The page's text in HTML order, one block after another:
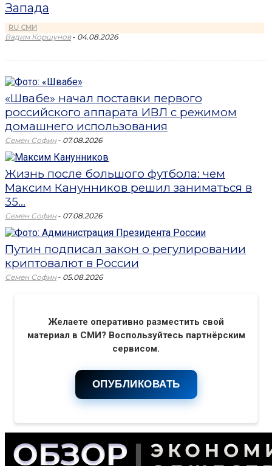
Запада
RU СМИ
Вадим Коршунов - 04.08.2026
«Швабе» начал поставки первого
российского аппарата ИВЛ с режимом
домашнего использования
Семен Софин - 07.08.2026
Жизнь после большого футбола: чем
Максим Канунников решил заниматься в
35...
Семен Софин - 07.08.2026
Путин подписал закон о регулировании
криптовалют в России
Семен Софин - 05.08.2026
Желаете оперативно разместить свой
материал в СМИ? Воспользуйтесь партнёрским
сервисом.
ОПУБЛИКОВАТЬ